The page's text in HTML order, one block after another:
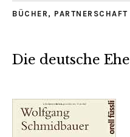
BÜCHER , PARTNERSCHAFT
Die deutsche Ehe